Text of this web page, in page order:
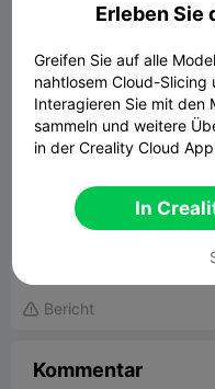
Tank
 Bericht
Kommentar
Erleben Sie
Greifen Sie auf alle
nahtlosem Cloud-Slicing
Interagieren Sie mit den
sammeln und weitere
in der Creality Cloud
In